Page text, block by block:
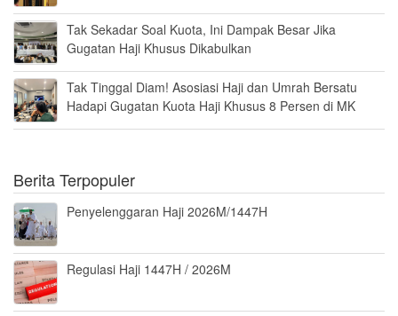
Tak Sekadar Soal Kuota, Ini Dampak Besar Jika
Gugatan Haji Khusus Dikabulkan
Tak Tinggal Diam! Asosiasi Haji dan Umrah Bersatu
Hadapi Gugatan Kuota Haji Khusus 8 Persen di MK
Berita Terpopuler
Penyelenggaran Haji 2026M/1447H
Regulasi Haji 1447H / 2026M